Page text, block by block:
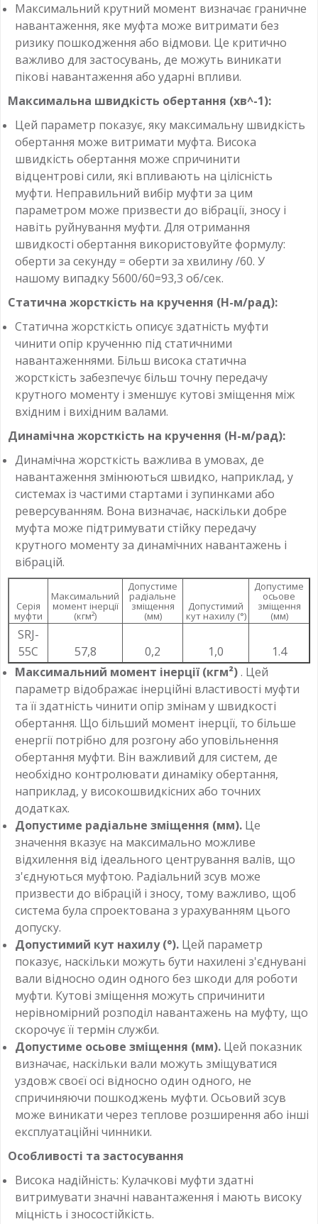
Максимальний крутний момент визначає граничне
навантаження, яке муфта може витримати без
ризику пошкодження або відмови. Це критично
важливо для застосувань, де можуть виникати
пікові навантаження або ударні впливи.
Максимальна швидкість обертання (хв^-1):
Цей параметр показує, яку максимальну швидкість
обертання може витримати муфта. Висока
швидкість обертання може спричинити
відцентрові сили, які впливають на цілісність
муфти. Неправильний вибір муфти за цим
параметром може призвести до вібрації, зносу і
навіть руйнування муфти. Для отримання
швидкості обертання використовуйте формулу:
оберти за секунду = оберти за хвилину /60. У
нашому випадку 5600/60=93,3 об/сек.
Статична жорсткість на кручення (Н-м/рад):
Статична жорсткість описує здатність муфти
чинити опір крученню під статичними
навантаженнями. Більш висока статична
жорсткість забезпечує більш точну передачу
крутного моменту і зменшує кутові зміщення між
вхідним і вихідним валами.
Динамічна жорсткість на кручення (Н-м/рад):
Динамічна жорсткість важлива в умовах, де
навантаження змінюються швидко, наприклад, у
системах із частими стартами і зупинками або
реверсуванням. Вона визначає, наскільки добре
муфта може підтримувати стійку передачу
крутного моменту за динамічних навантажень і
вібрацій.
Серія
муфти
Максимальний
момент інерції
(кгм²)
Допустиме
радіальне
зміщення
(мм)
Допустимий
кут нахилу (°)
Допустиме
осьове
зміщення
(мм)
SRJ-
55C
57,8 0,2 1,0
1.4
Максимальний момент інерції (кгм²). Цей
параметр відображає інерційні властивості муфти
та її здатність чинити опір змінам у швидкості
обертання. Що більший момент інерції, то більше
енергії потрібно для розгону або уповільнення
обертання муфти. Він важливий для систем, де
необхідно контролювати динаміку обертання,
наприклад, у високошвидкісних або точних
додатках.
Допустиме радіальне зміщення (мм). Це
значення вказує на максимально можливе
відхилення від ідеального центрування валів, що
з'єднуються муфтою. Радіальний зсув може
призвести до вібрацій і зносу, тому важливо, щоб
система була спроектована з урахуванням цього
допуску.
Допустимий кут нахилу (°). Цей параметр
показує, наскільки можуть бути нахилені з'єднувані
вали відносно один одного без шкоди для роботи
муфти. Кутові зміщення можуть спричинити
нерівномірний розподіл навантажень на муфту, що
скорочує її термін служби.
Допустиме осьове зміщення (мм). Цей показник
визначає, наскільки вали можуть зміщуватися
уздовж своєї осі відносно один одного, не
спричиняючи пошкоджень муфти. Осьовий зсув
може виникати через теплове розширення або інші
експлуатаційні чинники.
Особливості та застосування
Висока надійність: Кулачкові муфти здатні
витримувати значні навантаження і мають високу
міцність і зносостійкість.